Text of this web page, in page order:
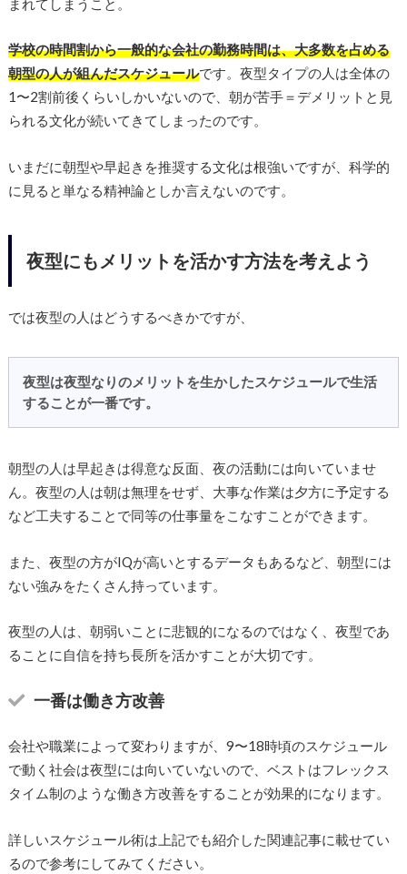
まれてしまうこと。
学校の時間割から一般的な会社の勤務時間は、大多数を占める
朝型の人が組んだスケジュールです。夜型タイプの人は全体の
1〜2割前後くらいしかいないので、朝が苦手＝デメリットと見
られる文化が続いてきてしまったのです。
いまだに朝型や早起きを推奨する文化は根強いですが、科学的
に見ると単なる精神論としか言えないのです。
夜型にもメリットを活かす方法を考えよう
では夜型の人はどうするべきかですが、
夜型は夜型なりのメリットを生かしたスケジュールで生活
することが一番です。
朝型の人は早起きは得意な反面、夜の活動には向いていませ
ん。夜型の人は朝は無理をせず、大事な作業は夕方に予定する
など工夫することで同等の仕事量をこなすことができます。
また、夜型の方がIQが高いとするデータもあるなど、朝型には
ない強みをたくさん持っています。
夜型の人は、朝弱いことに悲観的になるのではなく、夜型であ
ることに自信を持ち長所を活かすことが大切です。
一番は働き方改善
会社や職業によって変わりますが、9〜18時頃のスケジュール
で動く社会は夜型には向いていないので、ベストはフレックス
タイム制のような働き方改善をすることが効果的になります。
詳しいスケジュール術は上記でも紹介した関連記事に載せてい
るので参考にしてみてください。